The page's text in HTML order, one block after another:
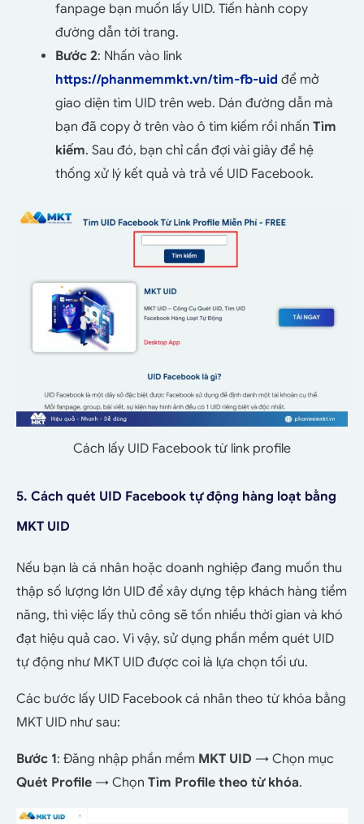
fanpage bạn muốn lấy UID. Tiến hành copy
đường dẫn tới trang.
Bước 2: Nhấn vào link
https://phanmemmkt.vn/tim-fb-uid để mở
giao diện tìm UID trên web. Dán đường dẫn mà
bạn đã copy ở trên vào ô tìm kiếm rồi nhấn Tìm
kiếm. Sau đó, bạn chỉ cần đợi vài giây để hệ
thống xử lý kết quả và trả về UID Facebook.
Cách lấy UID Facebook từ link profile
5. Cách quét UID Facebook tự động hàng loạt bằng
MKT UID
Nếu bạn là cá nhân hoặc doanh nghiệp đang muốn thu
thập số lượng lớn UID để xây dựng tệp khách hàng tiềm
năng, thì việc lấy thủ công sẽ tốn nhiều thời gian và khó
đạt hiệu quả cao. Vì vậy, sử dụng phần mềm quét UID
tự động như MKT UID được coi là lựa chọn tối ưu.
Các bước lấy UID Facebook cá nhân theo từ khóa bằng
MKT UID như sau:
Bước 1: Đăng nhập phần mềm MKT UID → Chọn mục
Quét Profile → Chọn Tìm Profile theo từ khóa.